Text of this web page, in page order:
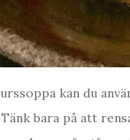
kan du
bara på att